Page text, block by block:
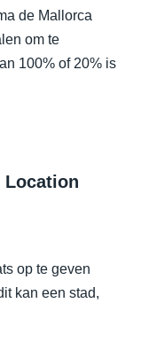
de Mallorca
om te
100% of 20% is
Location
op te geven
kan een stad,